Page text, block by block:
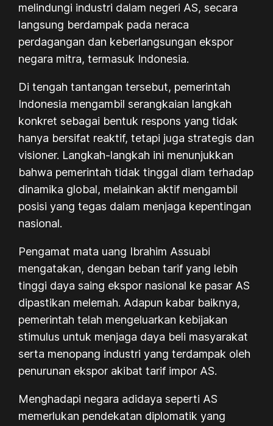
melindungi industri dalam negeri AS, secara
langsung berdampak pada neraca
perdagangan dan keberlangsungan ekspor
negara mitra, termasuk Indonesia.
Di tengah tantangan tersebut, pemerintah
Indonesia mengambil serangkaian langkah
konkret sebagai bentuk respons yang tidak
hanya bersifat reaktif, tetapi juga strategis dan
visioner. Langkah-langkah ini menunjukkan
bahwa pemerintah tidak tinggal diam terhadap
dinamika global, melainkan aktif mengambil
posisi yang tegas dalam menjaga kepentingan
nasional.
Pengamat mata uang Ibrahim Assuabi
mengatakan, dengan beban tarif yang lebih
tinggi daya saing ekspor nasional ke pasar AS
dipastikan melemah. Adapun kabar baiknya,
pemerintah telah mengeluarkan kebijakan
stimulus untuk menjaga daya beli masyarakat
serta menopang industri yang terdampak oleh
penurunan ekspor akibat tarif impor AS.
Menghadapi negara adidaya seperti AS
memerlukan pendekatan diplomatik yang